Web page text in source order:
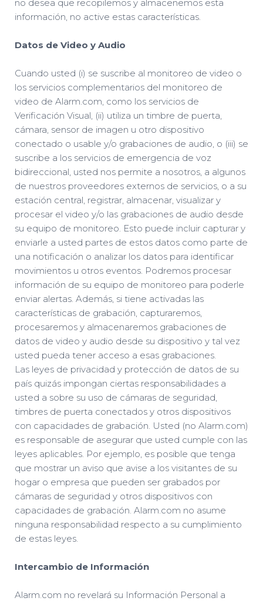
no desea que recopilemos y almacenemos esta
información, no active estas características.
Datos de Video y Audio
Cuando usted (i) se suscribe al monitoreo de video o
los servicios complementarios del monitoreo de
video de Alarm.com, como los servicios de
Verificación Visual, (ii) utiliza un timbre de puerta,
cámara, sensor de imagen u otro dispositivo
conectado o usable y/o grabaciones de audio, o (iii) se
suscribe a los servicios de emergencia de voz
bidireccional, usted nos permite a nosotros, a algunos
de nuestros proveedores externos de servicios, o a su
estación central, registrar, almacenar, visualizar y
procesar el video y/o las grabaciones de audio desde
su equipo de monitoreo. Esto puede incluir capturar y
enviarle a usted partes de estos datos como parte de
una notificación o analizar los datos para identificar
movimientos u otros eventos. Podremos procesar
información de su equipo de monitoreo para poderle
enviar alertas. Además, si tiene activadas las
características de grabación, capturaremos,
procesaremos y almacenaremos grabaciones de
datos de video y audio desde su dispositivo y tal vez
usted pueda tener acceso a esas grabaciones.
Las leyes de privacidad y protección de datos de su
país quizás impongan ciertas responsabilidades a
usted a sobre su uso de cámaras de seguridad,
timbres de puerta conectados y otros dispositivos
con capacidades de grabación. Usted (no Alarm.com)
es responsable de asegurar que usted cumple con las
leyes aplicables. Por ejemplo, es posible que tenga
que mostrar un aviso que avise a los visitantes de su
hogar o empresa que pueden ser grabados por
cámaras de seguridad y otros dispositivos con
capacidades de grabación. Alarm.com no asume
ninguna responsabilidad respecto a su cumplimiento
de estas leyes.
Intercambio de Información
Alarm.com no revelará su Información Personal a